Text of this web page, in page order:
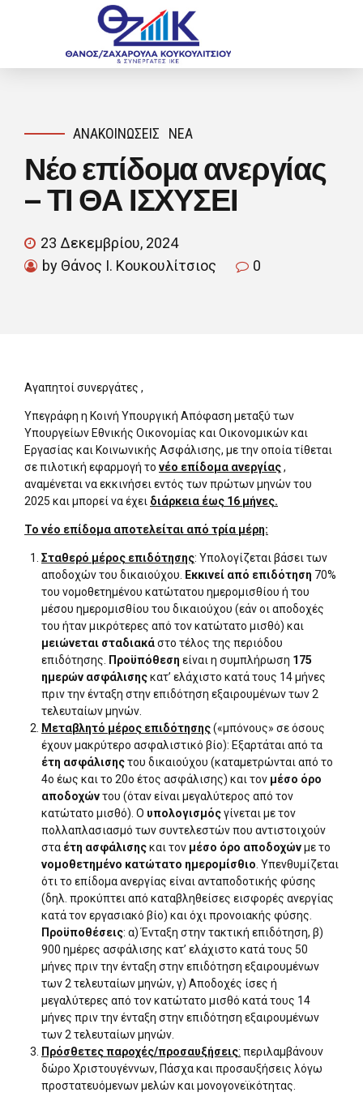
ΑΝΑΚΟΙΝΏΣΕΙΣ ΝΈΑ
Νέο επίδομα ανεργίας
– ΤΙ ΘΑ ΙΣΧΥΣΕΙ
23 Δεκεμβρίου, 2024
by Θάνος Ι. Κουκουλίτσιος
0
Αγαπητοί συνεργάτες ,
Υπεγράφη η Κοινή Υπουργική Απόφαση μεταξύ των
Υπουργείων Εθνικής Οικονομίας και Οικονομικών και
Εργασίας και Κοινωνικής Ασφάλισης, με την οποία τίθεται
σε πιλοτική εφαρμογή το νέο επίδομα ανεργίας,
αναμένεται να εκκινήσει εντός των πρώτων μηνών του
2025 και μπορεί να έχει διάρκεια έως 16 μήνες.
Το νέο επίδομα αποτελείται από τρία μέρη:
Σταθερό μέρος επιδότησης: Υπολογίζεται βάσει των
αποδοχών του δικαιούχου.
Εκκινεί από επιδότηση 70%
του νομοθετημένου κατώτατου ημερομισθίου ή του
μέσου ημερομισθίου του δικαιούχου (εάν οι αποδοχές
του ήταν μικρότερες από τον κατώτατο μισθό) και
μειώνεται σταδιακάστο τέλος της περιόδου
επιδότησης.
Προϋπόθεση είναι η συμπλήρωση 175
ημερών ασφάλισηςκατ’ ελάχιστο κατά τους 14 μήνες
πριν την ένταξη στην επιδότηση εξαιρουμένων των 2
τελευταίων μηνών.
Μεταβλητό μέρος επιδότησης(«μπόνους» σε όσους
έχουν μακρύτερο ασφαλιστικό βίο): Εξαρτάται από τα
έτη ασφάλισηςτου δικαιούχου (καταμετρώνται από το
4ο έως και το 20ο έτος ασφάλισης) και τον μέσο όρο
αποδοχώντου (όταν είναι μεγαλύτερος από τον
κατώτατο μισθό). Ο υπολογισμόςγίνεται με τον
πολλαπλασιασμό των συντελεστών που αντιστοιχούν
στα έτη ασφάλισηςκαι τον μέσο όρο αποδοχώνμε το
νομοθετημένο κατώτατο ημερομίσθιο . Υπενθυμίζεται
ότι το επίδομα ανεργίας είναι ανταποδοτικής φύσης
(δηλ. προκύπτει από καταβληθείσες εισφορές ανεργίας
κατά τον εργασιακό βίο) και όχι προνοιακής φύσης.
Προϋποθέσεις: α) Ένταξη στην τακτική επιδότηση, β)
900 ημέρες ασφάλισης κατ’ ελάχιστο κατά τους 50
μήνες πριν την ένταξη στην επιδότηση εξαιρουμένων
των 2 τελευταίων μηνών, γ) Αποδοχές ίσες ή
μεγαλύτερες από τον κατώτατο μισθό κατά τους 14
μήνες πριν την ένταξη στην επιδότηση εξαιρουμένων
των 2 τελευταίων μηνών.
Πρόσθετες παροχές/προσαυξήσεις: περιλαμβάνουν
δώρο Χριστουγέννων, Πάσχα και προσαυξήσεις λόγω
προστατευόμενων μελών και μονογονεϊκότητας.